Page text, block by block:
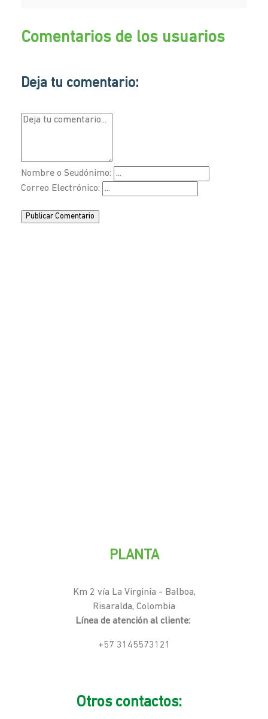
Comentarios de los usuarios
Deja tu comentario:
Nombre o Seudónimo:
Correo Electrónico:
Publicar Comentario
PLANTA
Km 2 vía La Virginia - Balboa,
Risaralda, Colombia
Línea de atención al cliente:
+57 3145573121
Otros contactos: